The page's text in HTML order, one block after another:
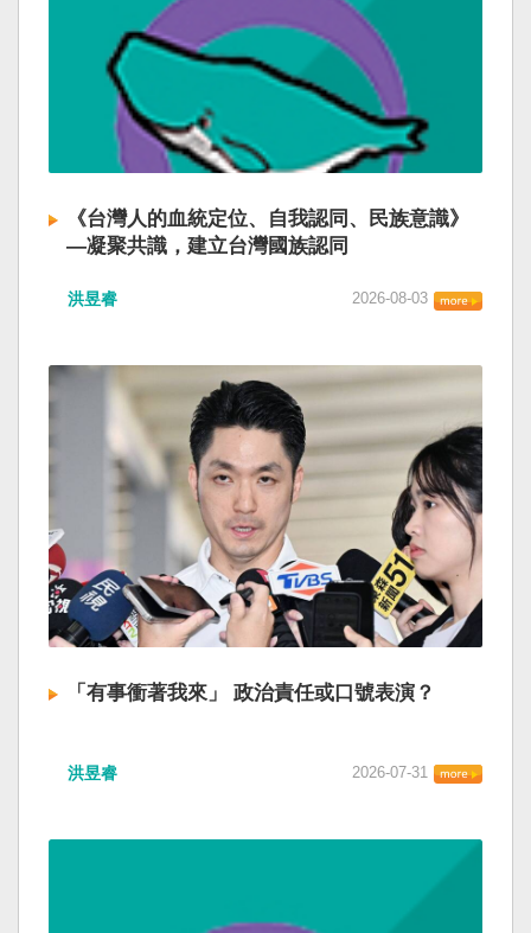
《台灣人的血統定位、自我認同、民族意識》
—凝聚共識，建立台灣國族認同
洪昱睿 2026-08-03
「有事衝著我來」 政治責任或口號表演？
洪昱睿 2026-07-31